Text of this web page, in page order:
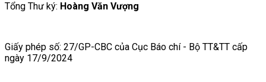
Tổng Thư ký: Hoàng Văn Vượng
Giấy phép số: 27/GP-CBC của Cục Báo chí - Bộ TT&TT cấp
ngày 17/9/2024